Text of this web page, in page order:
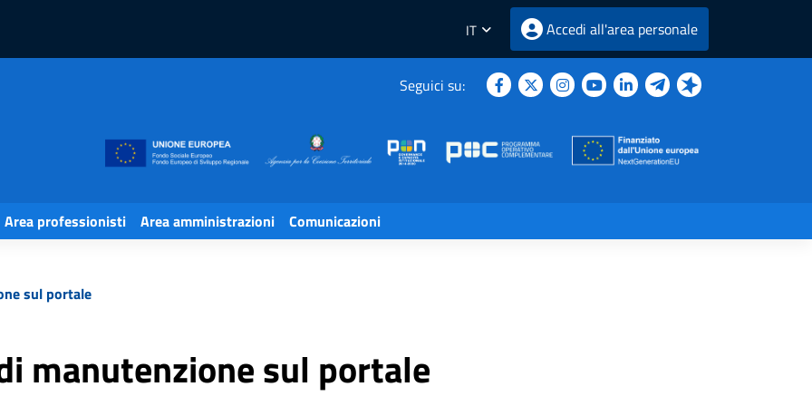
IT Accedi all'area personale
Seguici su:
Area professionisti Area amministrazioni Comunicazioni
sul portale
manutenzione sul portale